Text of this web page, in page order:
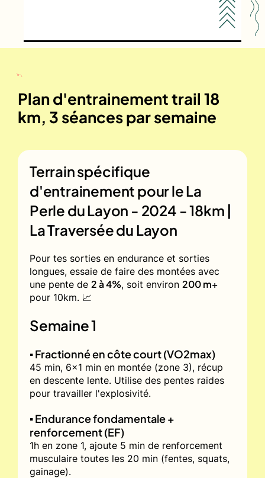
Plan d'entrainement trail 18
km, 3 séances par semaine
Terrain spécifique
d'entrainement pour leLa
Perle du Layon - 2024 - 18km |
La Traversée du Layon
Pour tes sorties en endurance et sorties
longues, essaie de faire des montées avec
une pente de 2 à 4%, soit environ 200 m+
pour 10km. 📈
Semaine 1
▪️ Fractionné en côte court (VO2max)
45 min, 6x1 min en montée (zone 3), récup
en descente lente. Utilise des pentes raides
pour travailler l'explosivité.
▪️ Endurance fondamentale +
renforcement (EF)
1h en zone 1, ajoute 5 min de renforcement
musculaire toutes les 20 min (fentes, squats,
gainage).